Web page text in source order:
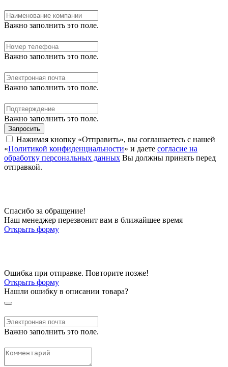
Важно заполнить это поле.
Важно заполнить это поле.
Важно заполнить это поле.
Важно заполнить это поле.
Запросить
Нажимая кнопку «Отправить», вы соглашаетесь с нашей
«Политикой конфиденциальности» и даете согласие на
обработку персональных данных Вы должны принять перед
отправкой.
Спасибо за обращение!
Наш менеджер перезвонит вам в ближайшее время
Открыть форму
Ошибка при отправке. Повторите позже!
Открыть форму
Нашли ошибку в описании товара?
Важно заполнить это поле.